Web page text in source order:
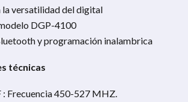
la versatilidad del digital
DGP-4100
y programación inalambrica
técnicas
: Frecuencia 450-527 MHZ.